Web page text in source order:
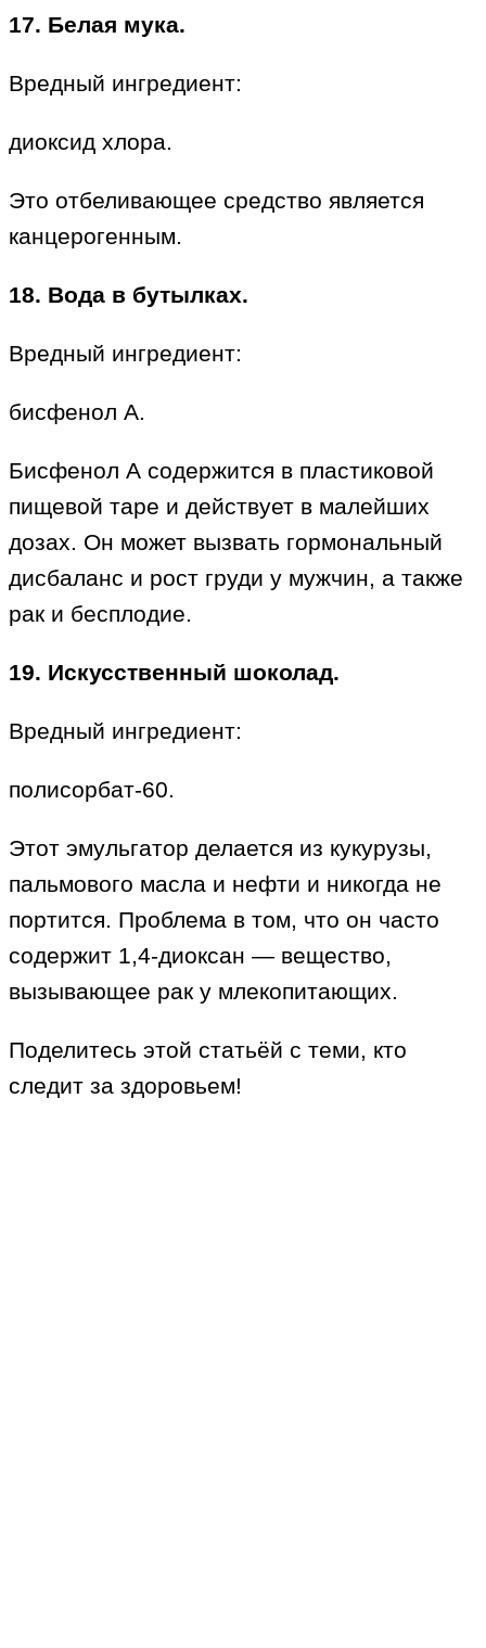
17. Белая мука.
Вредный ингредиент:
диоксид хлора.
Это отбеливающее средство является
канцерогенным.
18. Вода в бутылках.
Вредный ингредиент:
бисфенол А.
Бисфенол А содержится в пластиковой
пищевой таре и действует в малейших
дозах. Он может вызвать гормональный
дисбаланс и рост груди у мужчин, а также
рак и бесплодие.
19. Искусственный шоколад.
Вредный ингредиент:
полисорбат-60.
Этот эмульгатор делается из кукурузы,
пальмового масла и нефти и никогда не
портится. Проблема в том, что он часто
содержит 1,4-диоксан — вещество,
вызывающее рак у млекопитающих.
Поделитесь этой статьёй с теми, кто
следит за здоровьем!